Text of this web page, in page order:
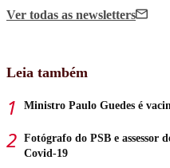
Ver todas as newsletters
Leia também
Ministro Paulo Guedes é
Fotógrafo do PSB e assessor
Covid-19